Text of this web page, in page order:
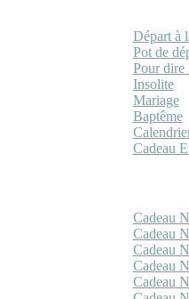
Départ à
Pot de
Pour dire
Insolite
Mariage
Baptême
Cadeau
Cadeau
Cadeau
Cadeau
Cadeau
Cadeau